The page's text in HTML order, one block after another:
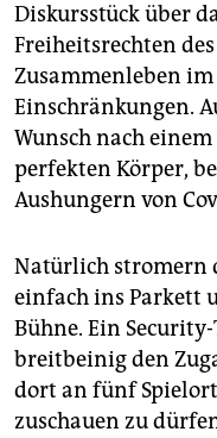
Diskursstück über
Freiheitsrechten
Zusammenleben
Einschränkungen.
Wunsch nach
perfekten Körper,
Aushungern von
Natürlich stromern
einfach ins Parkett
Bühne. Ein
breitbeinig den
dort an fünf
zuschauen zu